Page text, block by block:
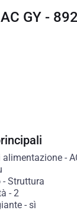
GY -
alimentazione-
- Struttura
- 2
- sì